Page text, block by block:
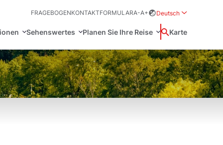
FRAGEBOGENKONTAKTFORMULARA-A+
Deutsch
Sehenswertes Planen Sie Ihre Reise Suchen
Karte
Français